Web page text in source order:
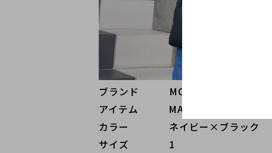
ブランド   MONCLER（モンクレ
アイテム   MAURES/ダウンジャ
カラー    ネイビー×ブラック
サイズ    1